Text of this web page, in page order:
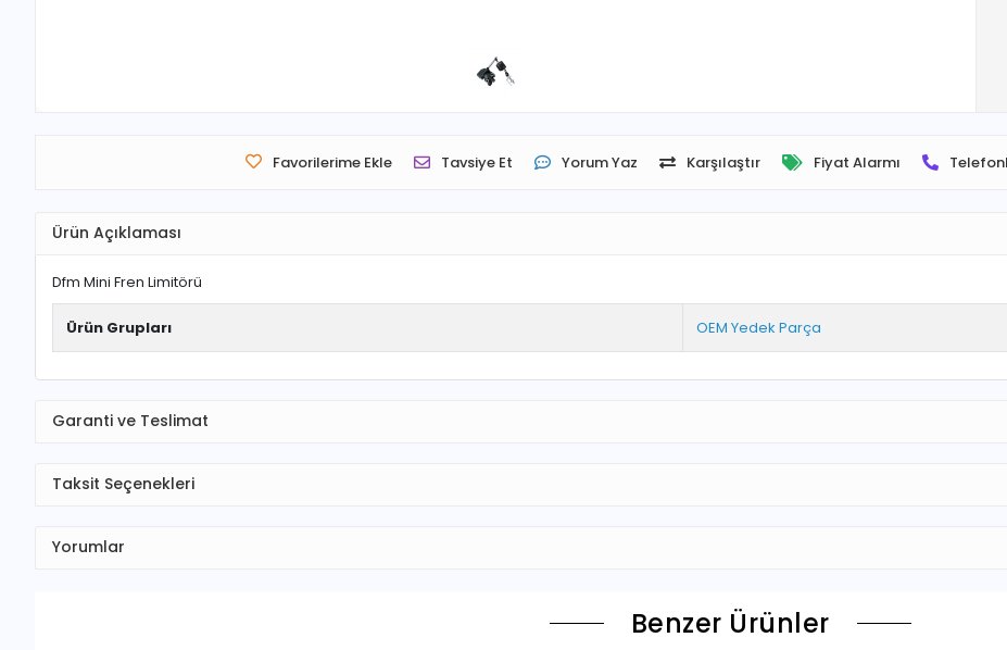
Favorilerime Ekle Tavsiye Et Yorum Yaz Karşılaştır Fiyat Alarmı
Ürün Açıklaması
Dfm Mini Fren Limitörü
Ürün Grupları OEM Yedek Parça
Garanti ve Teslimat
Taksit Seçenekleri
Yorumlar
Benzer Ürünler